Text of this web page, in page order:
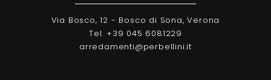
Via Bosco, 12 - Bosco di Sona, Verona
Tel. +39 045 6081229
arredamenti@perbellini.it